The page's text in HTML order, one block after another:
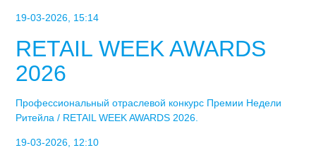
19-03-2026, 15:14
RETAIL WEEK AWARDS
2026
Профессиональный отраслевой конкурс Премии Недели
Ритейла / RETAIL WEEK AWARDS 2026.
19-03-2026, 12:10